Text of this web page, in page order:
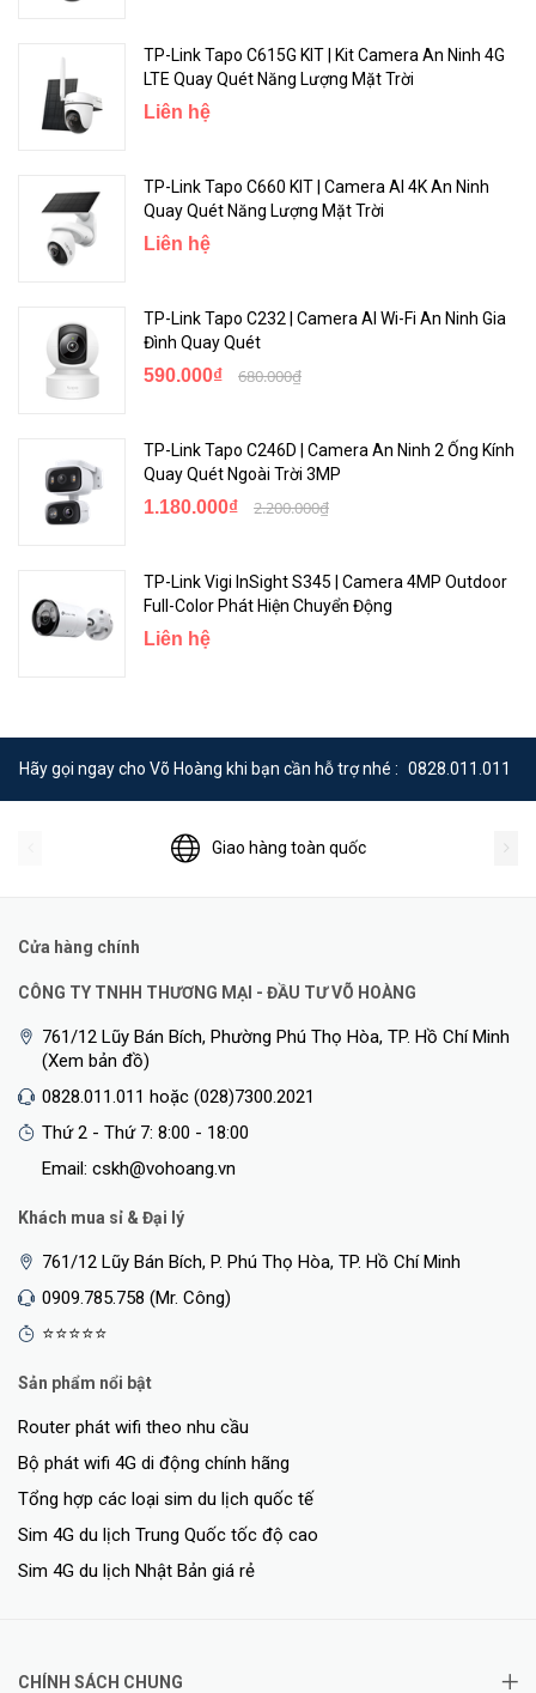
TP-Link Tapo C615G KIT | Kit Camera An Ninh 4G
LTE Quay Quét Năng Lượng Mặt Trời
Liên hệ
TP-Link Tapo C660 KIT | Camera AI 4K An Ninh
Quay Quét Năng Lượng Mặt Trời
Liên hệ
TP-Link Tapo C232 | Camera AI Wi-Fi An Ninh Gia
Đình Quay Quét
590.000₫ 680.000₫
TP-Link Tapo C246D | Camera An Ninh 2 Ống Kính
Quay Quét Ngoài Trời 3MP
1.180.000₫ 2.200.000₫
TP-Link Vigi InSight S345 | Camera 4MP Outdoor
Full-Color Phát Hiện Chuyển Động
Liên hệ
Hãy gọi ngay cho Võ Hoàng khi bạn cần hỗ trợ nhé : 0828.011.011
Giao hàng toàn quốc
Cửa hàng chính
CÔNG TY TNHH THƯƠNG MẠI - ĐẦU TƯ VÕ HOÀNG
761/12 Lũy Bán Bích, Phường Phú Thọ Hòa, TP. Hồ Chí Minh
(Xem bản đồ)
0828.011.011 hoặc (028)7300.2021
Thứ 2 - Thứ 7: 8:00 - 18:00
Email: cskh@vohoang.vn
Khách mua sỉ & Đại lý
761/12 Lũy Bán Bích, P. Phú Thọ Hòa, TP. Hồ Chí Minh
0909.785.758 (Mr. Công)
⭐⭐⭐⭐⭐
Sản phẩm nổi bật
Router phát wifi theo nhu cầu
Bộ phát wifi 4G di động chính hãng
Tổng hợp các loại sim du lịch quốc tế
Sim 4G du lịch Trung Quốc tốc độ cao
Sim 4G du lịch Nhật Bản giá rẻ
CHÍNH SÁCH CHUNG